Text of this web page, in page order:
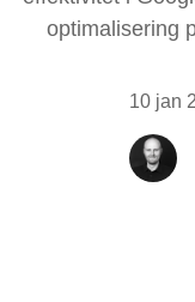
optimalisering
10 jan